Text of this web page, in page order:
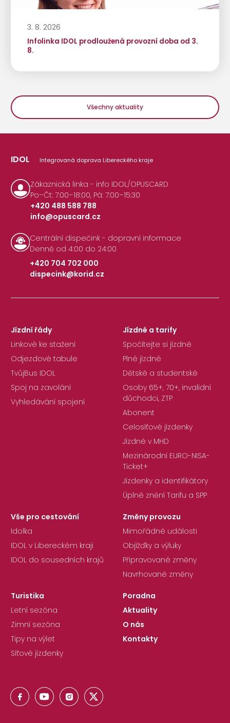
3. 8. 2026
Infolinka IDOL prodloužená provozní doba od 3.
8.
Všechny aktuality
IDOL Integrovaná doprava Libereckého kraje
Zákaznická linka - info IDOL/OPUSCARD
Po–Čt: 7:00–18:00, Pá: 7:00–15:30
+420 488 588 788
|
info@opuscard.cz
Centrální dispečink - dopravní informace
Denně od 4:00 do 24:00
+420 704 702 000
|
dispecink@korid.cz
Jízdní řády
Linkové ke stažení
Odjezdové tabule
TvůjBus IDOL
Spoj na zavolání
Vyhledávání spojení
Jízdné a tarify
Spočítejte si jízdné
Plné jízdné
Dětské a studentské
Osoby 65+, 70+, invalidní
důchodci, ZTP
Abonent
Celosíťové jízdenky
Jízdné v MHD
Mezinárodní EURO-NISA-
Ticket+
Jízdenky a identifikátory
Úplné znění Tarifu a SPP
Vše pro cestování
Idolka
IDOL v Libereckém kraji
IDOL do sousedních krajů
Změny provozu
Mimořádné události
Objížďky a výluky
Připravované změny
Navrhované změny
Turistika
Letní sezóna
Zimní sezóna
Tipy na výlet
Síťové jízdenky
Poradna
Aktuality
O nás
Kontakty